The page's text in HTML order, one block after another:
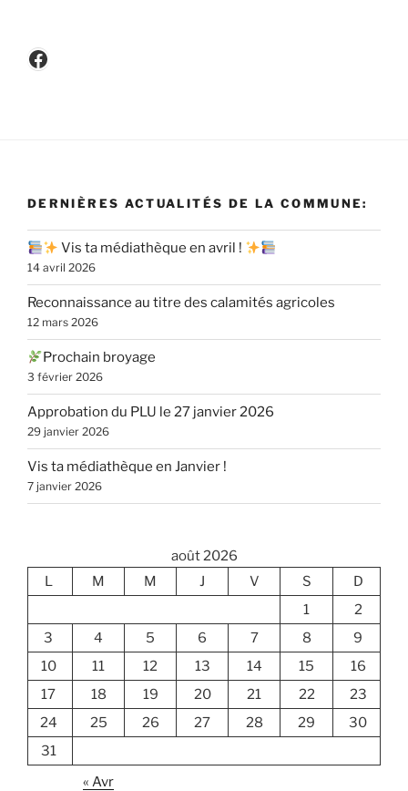
Facebook
DERNIÈRES ACTUALITÉS DE LA COMMUNE:
Vis ta médiathèque en avril !
14 avril 2026
Reconnaissance au titre des calamités agricoles
12 mars 2026
Prochain broyage
3 février 2026
Approbation du PLU le 27 janvier 2026
29 janvier 2026
Vis ta médiathèque en Janvier !
7 janvier 2026
août 2026
L
M M J V S
D
1
2
3
4 5 6 7 8
9
10
11 12 13 14 15
16
17
18 19 20 21 22
23
24
25 26 27 28 29
30
31
« Avr